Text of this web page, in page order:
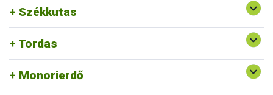
Székkutas
Tordas
Monorierdő